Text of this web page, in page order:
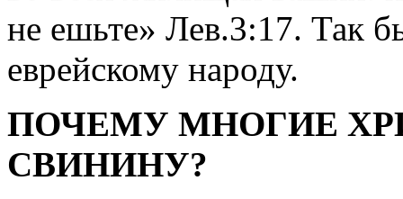
не ешьте» Лев.3:17. Так
еврейскому народу.
ПОЧЕМУ МНОГИЕ
СВИНИНУ?